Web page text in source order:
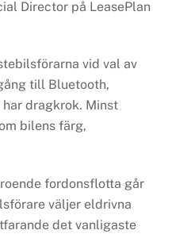
Director på LeasePlan
vid val av
till Bluetooth,
dragkrok. Minst
bilens färg,
fordonsflotta går
väljer eldrivna
det vanligaste